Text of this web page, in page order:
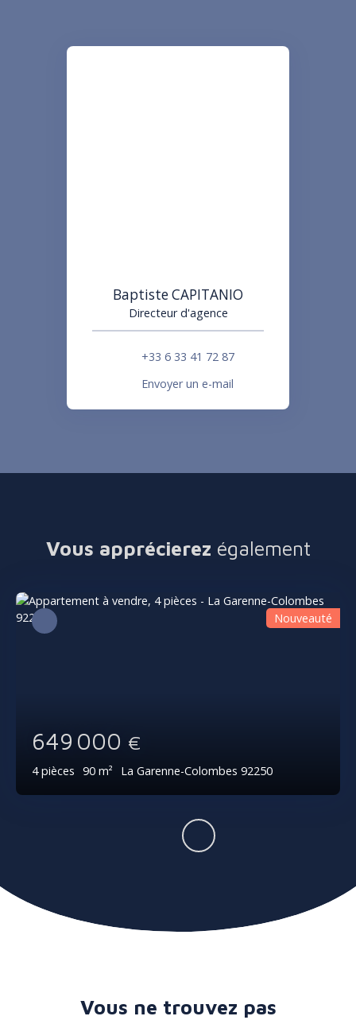
Baptiste CAPITANIO
Directeur d'agence
+33 6 33 41 72 87
Envoyer un e-mail
Vous apprécierez également
649 000 €
4pièces 90 m² La Garenne-Colombes 92250
Nouveauté
Vous ne trouvez pas